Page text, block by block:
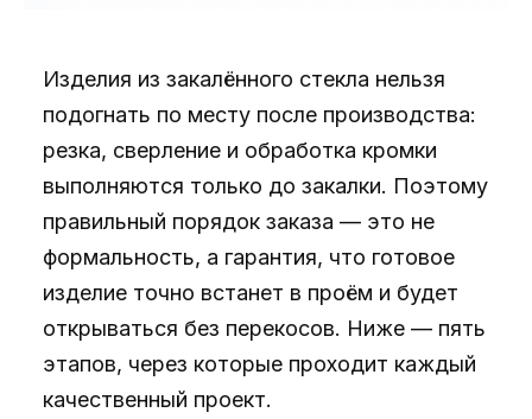
Изделия из закалённого стекла нельзя
подогнать по месту после производства:
резка, сверление и обработка кромки
выполняются только до закалки. Поэтому
правильный порядок заказа — это не
формальность, а гарантия, что готовое
изделие точно встанет в проём и будет
открываться без перекосов. Ниже — пять
этапов, через которые проходит каждый
качественный проект.